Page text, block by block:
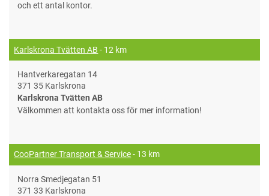
och ett antal kontor.
Karlskrona Tvätten AB - 12 km
Hantverkaregatan 14
371 35 Karlskrona
Karlskrona Tvätten AB
Välkommen att kontakta oss för mer information!
CooPartner Transport & Service- 13 km
Norra Smedjegatan 51
371 33 Karlskrona